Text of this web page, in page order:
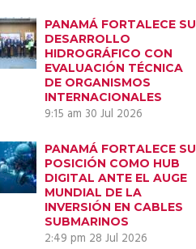
Next item
WhatsApp Image
2023-07-05...
PANAMÁ FORTALECE SU
DESARROLLO
HIDROGRÁFICO CON
EVALUACIÓN TÉCNICA
DE ORGANISMOS
INTERNACIONALES
9:15 am 30 Jul 2026
PANAMÁ FORTALECE SU
POSICIÓN COMO HUB
DIGITAL ANTE EL AUGE
MUNDIAL DE LA
INVERSIÓN EN CABLES
SUBMARINOS
2:49 pm 28 Jul 2026